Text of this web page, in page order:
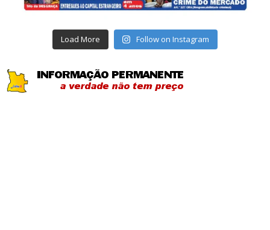
Load More Follow on Instagram